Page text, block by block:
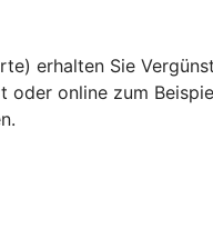
erhalten Sie
online zum